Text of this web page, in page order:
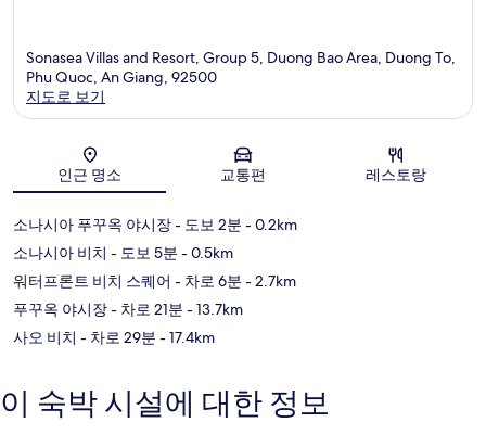
Sonasea Villas and Resort, Group 5, Duong Bao Area, Duong To,
Phu Quoc, An Giang, 92500
지도로 보기
인근 명소 교통편 레스토랑
소나시아 푸꾸옥 야시장- 도보 2분 - 0.2km
소나시아 비치 - 도보 5분 - 0.5km
워터프론트 비치 스퀘어 - 차로 6분 - 2.7km
푸꾸옥 야시장- 차로 21분 - 13.7km
사오 비치 - 차로 29분 - 17.4km
이 숙박 시설에 대한 정보